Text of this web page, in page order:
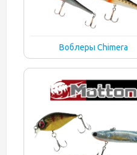
Воблеры Chimera